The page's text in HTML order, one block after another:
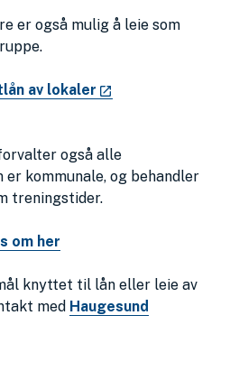
er også mulig å leie som
av lokaler
også alle
er kommunale, og behandler
treningstider.
om her
knyttet til lån eller leie av
med Haugesund